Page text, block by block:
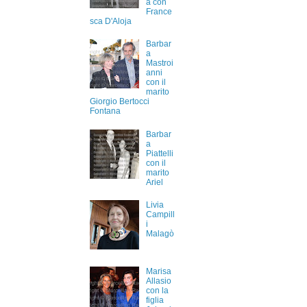
a con
France
sca D'Aloja
Barbar
a
Mastroi
anni
con il
marito
Giorgio Bertocci
Fontana
Barbar
a
Piattelli
con il
marito
Ariel
Livia
Campill
i
Malagò
Marisa
Allasio
con la
figlia